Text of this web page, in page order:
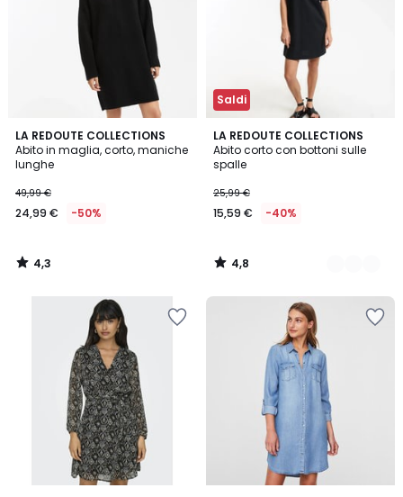
LA REDOUTE COLLECTIONS
Abito in maglia, corto, maniche
lunghe
49,99 €
24,99 € -50%
4,3
/ 5
4,3
/
Saldi
LA REDOUTE COLLECTIONS
Abito corto con bottoni sulle
spalle
25,99 €
15,59 € -40%
4,8
/ 5
2
Colori
4,8
/